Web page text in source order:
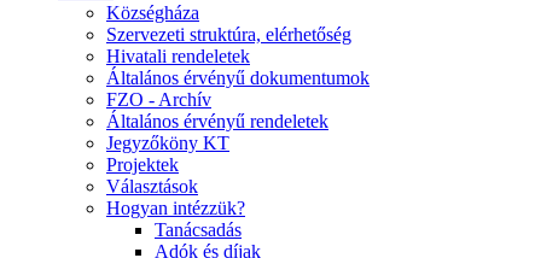
Községháza
Szervezeti struktúra, elérhetőség
Hivatali rendeletek
Általános érvényű dokumentumok
FZO - Archív
Általános érvényű rendeletek
Jegyzőköny KT
Projektek
Választások
Hogyan intézzük?
Tanácsadás
Adók és díjak